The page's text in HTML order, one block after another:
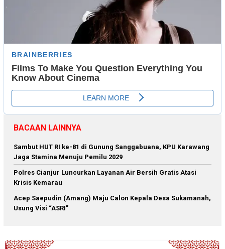
BACAAN LAINNYA
Sambut HUT RI ke-81 di Gunung Sanggabuana, KPU Karawang
Jaga Stamina Menuju Pemilu 2029
Polres Cianjur Luncurkan Layanan Air Bersih Gratis Atasi
Krisis Kemarau
Acep Saepudin (Amang) Maju Calon Kepala Desa Sukamanah,
Usung Visi “ASRI”